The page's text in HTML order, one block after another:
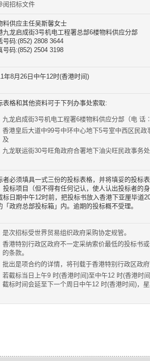
阅招标文件
料供应主任吴斯馨女士
九龙启成街3号机电工程署总部6楼物料供应分部
号码:(852) 2808 3644
号码:(852) 2504 3198
年8月26日中午12时(香港时间)
表格和其他资料可于下列办事处索取:
九龙启成街3号机电工程署6楼物料供应分部（电 话
香港皇后大道中99号中环中心地下5号室中西区民
及
九龙联运街30号旺角政府合署地下油尖旺民政事务
者必须填具一式三份的投标表格，并将填妥的投标
投标项目（但不得有任何记认，使人认出投标者的
标日期中午12时前，把投标书放入香港下亚厘毕道
「政府总部投标箱」内。逾期的投标概不受理。
是次招标受世界贸易组织政府采购协定规管。
香港特别行政区政府不一定采纳索价最低的投标书
的条款。
批出是项合约的详情，将刊载于香港特别行政区政府
若截标当日上午9 时(香港时间)至中午12 时(香港时
截标时间会延至下一个周日中午12 时(香港时间)，